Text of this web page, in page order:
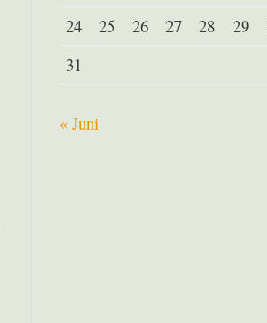
24
25 26 27 28 29
31
« Juni